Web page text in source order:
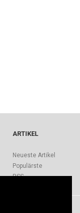
ARTIKEL
Neueste Artikel
Populärste
RSS